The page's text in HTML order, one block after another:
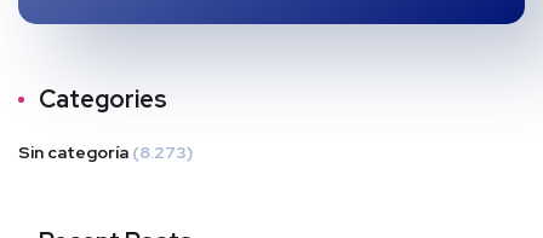
Categories
Sin categoría (8.273)